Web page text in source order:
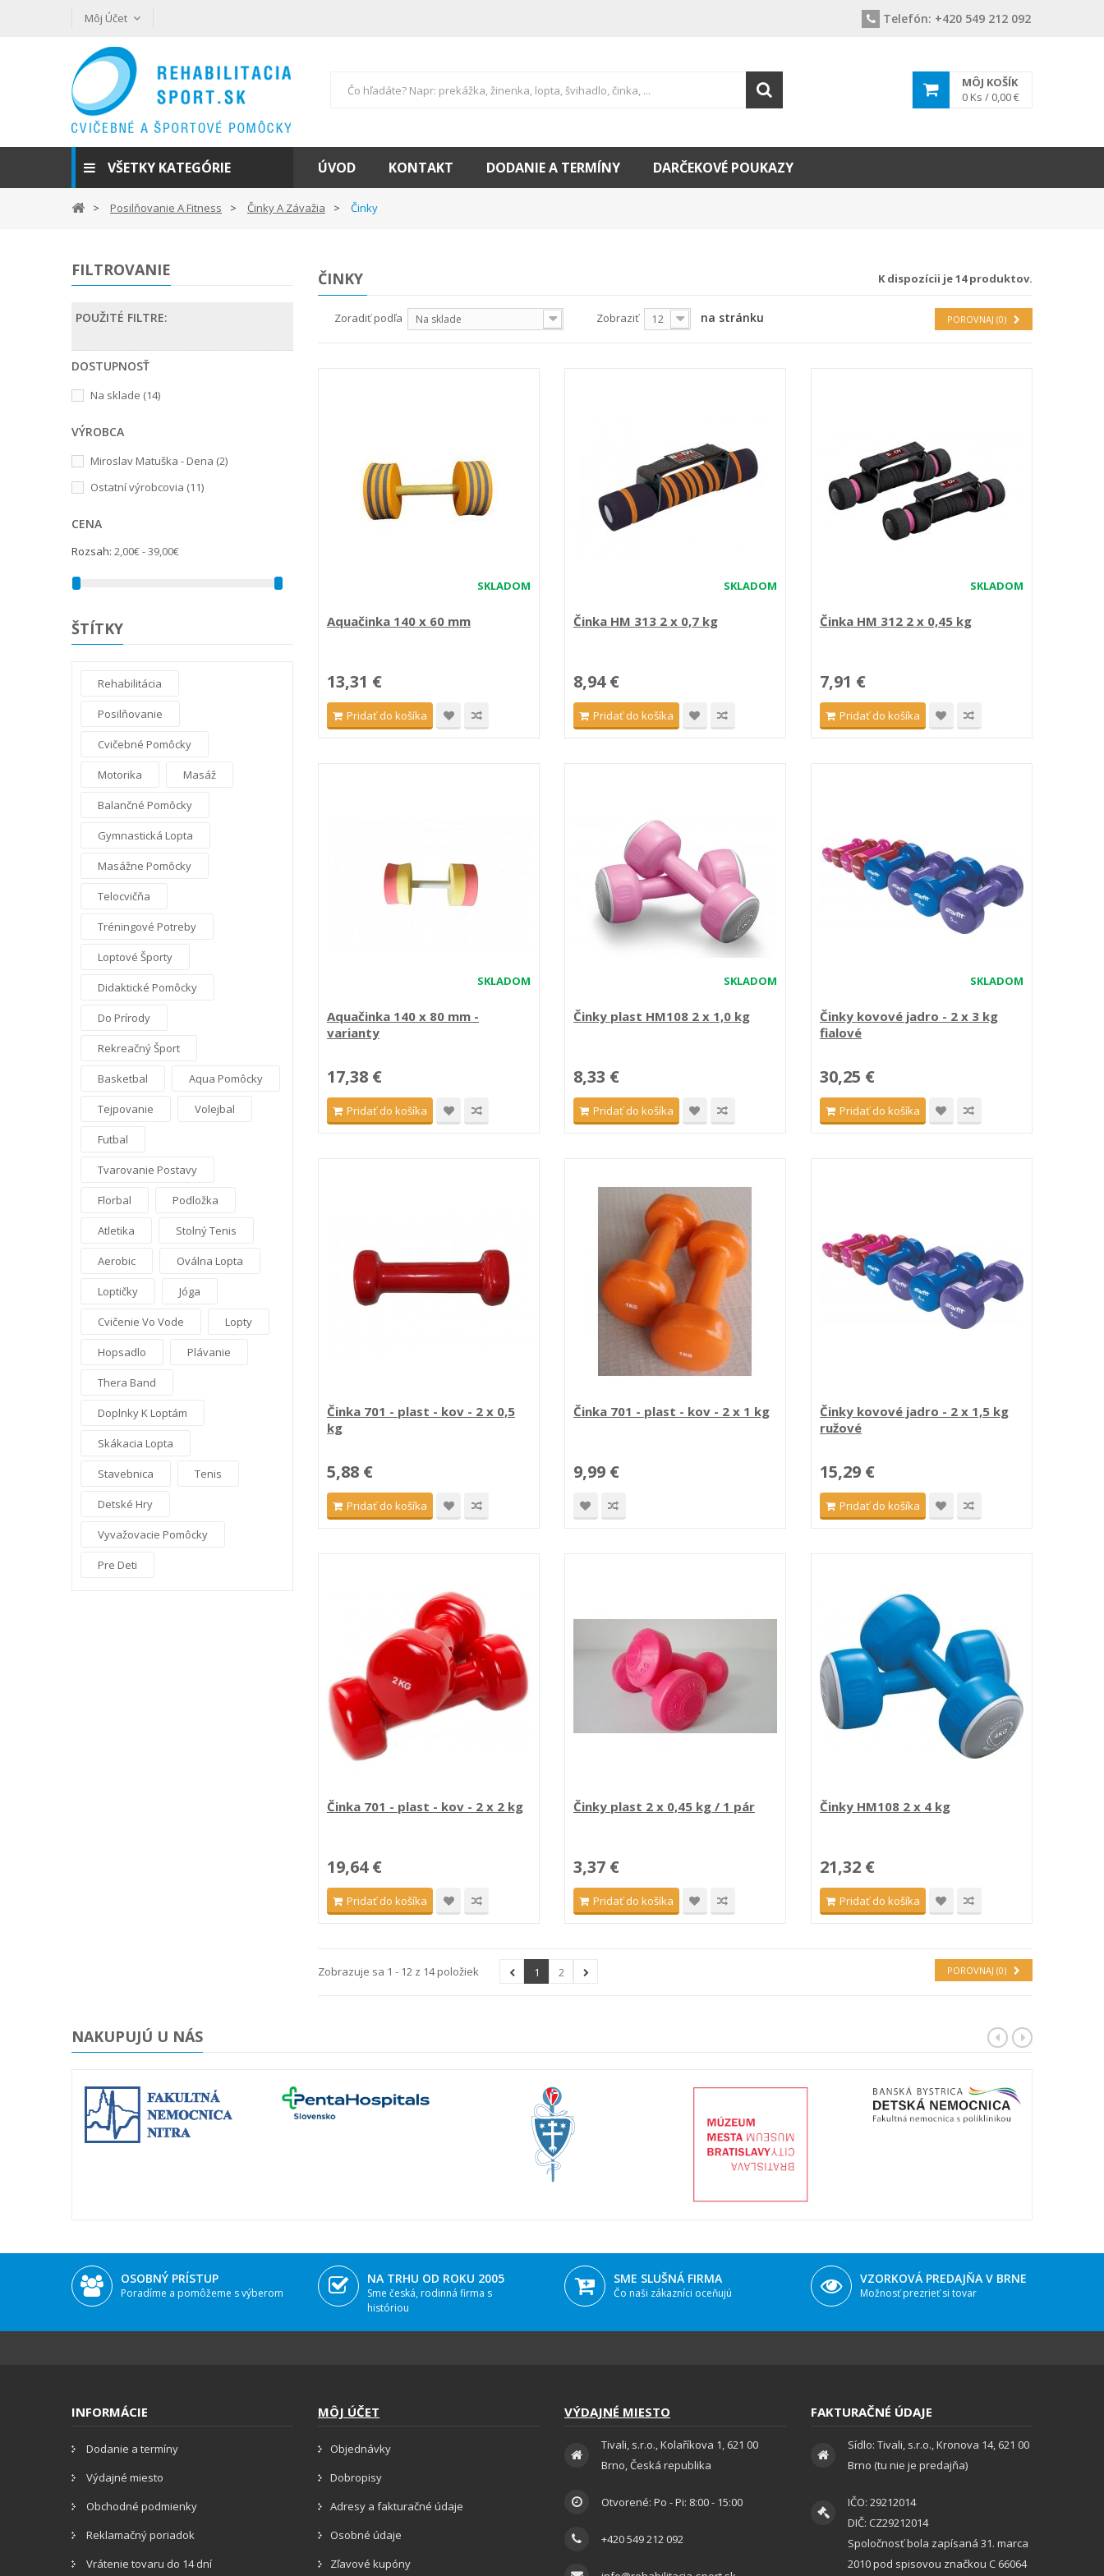
Môj Účet Telefón: +420 549 212 092
MÔJ KOŠÍK
0 Ks / 0,00 €
VŠETKY KATEGÓRIE ÚVOD KONTAKT DODANIE A TERMÍNY DARČEKOVÉ POUKAZY
Posilňovanie A Fitness Činky A Závažia Činky
FILTROVANIE
POUŽITÉ FILTRE:
DOSTUPNOSŤ
Na sklade (14)
VÝROBCA
Miroslav Matuška - Dena (2)
Ostatní výrobcovia (11)
CENA
Rozsah: 2,00€ - 39,00€
ŠTÍTKY
Rehabilitácia
Posilňovanie
Cvičebné Pomôcky
Motorika Masáž
Balančné Pomôcky
Gymnastická Lopta
Masážne Pomôcky
Telocvičňa
Tréningové Potreby
Loptové Športy
Didaktické Pomôcky
Do Prírody
Rekreačný Šport
Basketbal Aqua Pomôcky
Tejpovanie Volejbal
Futbal
Tvarovanie Postavy
Florbal Podložka
Atletika Stolný Tenis
Aerobic Oválna Lopta
Loptičky Jóga
Cvičenie Vo Vode Lopty
Hopsadlo Plávanie
Thera Band
Doplnky K Loptám
Skákacia Lopta
Stavebnica Tenis
Detské Hry
Vyvažovacie Pomôcky
Pre Deti
ČINKY K dispozícii je 14 produktov.
POROVNAJ (0)
Zoradiť podľa Na sklade Zobraziť 12 na stránku
SKLADOM
Aquačinka 140 x 60 mm
13,31 €
Pridať do košíka
SKLADOM
Činka HM 313 2 x 0,7 kg
8,94 €
Pridať do košíka
SKLADOM
Činka HM 312 2 x 0,45 kg
7,91 €
Pridať do košíka
SKLADOM
Aquačinka 140 x 80 mm -
varianty
17,38 €
Pridať do košíka
SKLADOM
Činky plast HM108 2 x 1,0 kg
8,33 €
Pridať do košíka
SKLADOM
Činky kovové jadro - 2 x 3 kg
fialové
30,25 €
Pridať do košíka
Činka 701 - plast - kov - 2 x 0,5
kg
5,88 €
Pridať do košíka
Činka 701 - plast - kov - 2 x 1 kg
9,99 €
Činky kovové jadro - 2 x 1,5 kg
ružové
15,29 €
Pridať do košíka
Činka 701 - plast - kov - 2 x 2 kg
19,64 €
Pridať do košíka
Činky plast 2 x 0,45 kg / 1 pár
3,37 €
Pridať do košíka
Činky HM108 2 x 4 kg
21,32 €
Pridať do košíka
POROVNAJ (0)
1 2
Zobrazuje sa 1 - 12 z 14 položiek
NAKUPUJÚ U NÁS
OSOBNÝ PRÍSTUP
Poradíme a pomôžeme s výberom
NA TRHU OD ROKU 2005
Sme česká, rodinná firma s
históriou
SME SLUŠNÁ FIRMA
Čo naši zákazníci oceňujú
VZORKOVÁ PREDAJŇA V BRNE
Možnosť prezrieť si tovar
INFORMÁCIE
Dodanie a termíny
Výdajné miesto
Obchodné podmienky
Reklamačný poriadok
Vrátenie tovaru do 14 dní
MÔJ ÚČET
Objednávky
Dobropisy
Adresy a fakturačné údaje
Osobné údaje
Zľavové kupóny
VÝDAJNÉ MIESTO
Tivali, s.r.o., Kolaříkova 1, 621 00
Brno, Česká republika
Otvorené: Po - Pi: 8:00 - 15:00
+420 549 212 092
FAKTURAČNÉ ÚDAJE
Sídlo: Tivali, s.r.o., Kronova 14, 621 00
Brno (tu nie je predajňa)
IČO: 29212014
DIČ: CZ29212014
Spoločnosť bola zapísaná 31. marca
2010 pod spisovou značkou C 66064